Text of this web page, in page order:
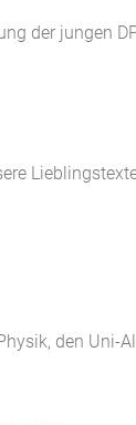
der jungen
den